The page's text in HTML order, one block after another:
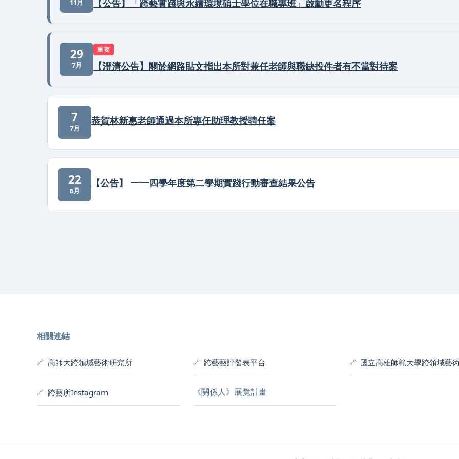
【公告】「跨藝實踐與永續環境碩士學位在職專班」啟動更名程序
29
7月
重要
【澄清公告】關於網路貼文指出本所對兼任老師與職缺投件者有不當對待案
7
7月
恭賀林新惠老師通過本所專任助理教授聘任案
22
6月
【公告】 一一四學年度第二學期實踐行動審查結果公告
相關連結
高師大跨領堿藝術研究所 跨藝藝評發表平台 國立高雄師範大學跨領域藝
跨藝所Instagram 《關係人》展覽計畫